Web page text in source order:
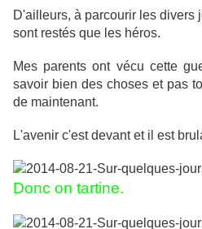
D'ailleurs, à parcourir les divers
sont restés que les héros.
Mes parents ont vécu cette
savoir bien des choses et pas
de maintenant.
L'avenir c'est devant et il est
Donc on tartine.